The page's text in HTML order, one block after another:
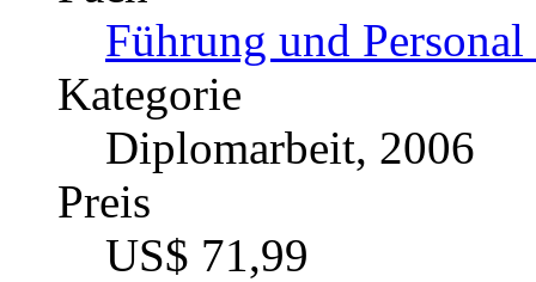
Führung und
Kategorie
Diplomarbeit, 2006
Preis
US$ 71,99